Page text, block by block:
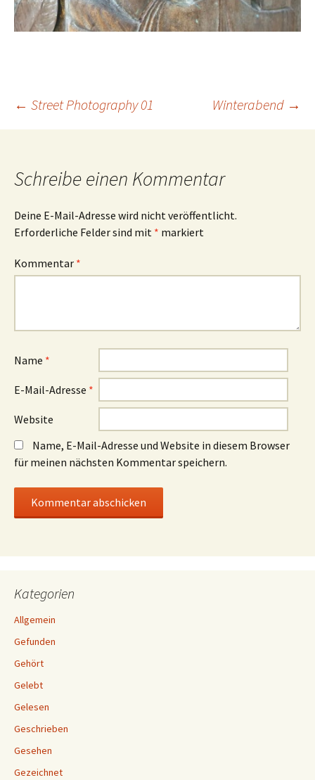
Beitrags-
← Street Photography 01 Winterabend →
Schreibe einen Kommentar
Deine E-Mail-Adresse wird nicht veröffentlicht.
Erforderliche Felder sind mit * markiert
Kommentar *
Name *
E-Mail-Adresse *
Website
Name, E-Mail-Adresse und Website in diesem Browser
für meinen nächsten Kommentar speichern.
Kategorien
Allgemein
Gefunden
Gehört
Gelebt
Gelesen
Geschrieben
Gesehen
Gezeichnet